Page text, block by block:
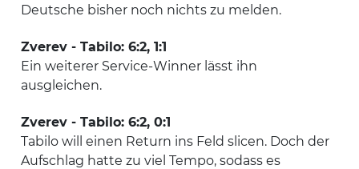
Deutsche bisher noch nichts zu melden.
Zverev - Tabilo: 6:2, 1:1
Ein weiterer Service-Winner lässt ihn
ausgleichen.
Zverev - Tabilo: 6:2, 0:1
Tabilo will einen Return ins Feld slicen. Doch der
Aufschlag hatte zu viel Tempo, sodass es